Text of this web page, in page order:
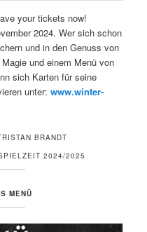
your tickets now!
2024. Wer sich schon
und in den Genuss von
und einem Menü von
sich Karten für seine
unter:www.winter-
BRANDT
2024/2025
MENÜ